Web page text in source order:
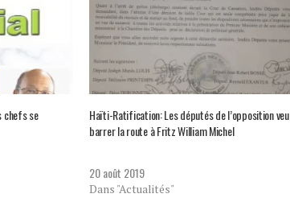
chefs se
Haïti-Ratification: Les députés de l’opposition
barrer la route à Fritz William Michel
20 août 2019
Dans "Actualités"